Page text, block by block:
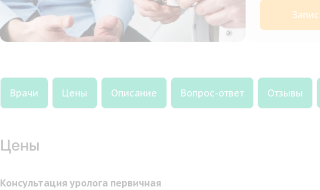
Врачи Цены Описание Вопрос-ответ Отзывы
Цены
Консультация уролога первичная